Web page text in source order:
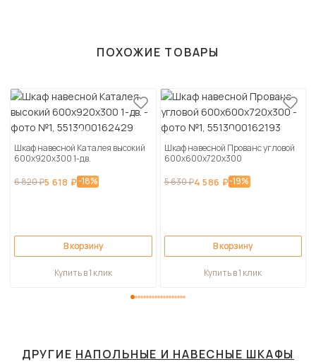
ПОХОЖИЕ ТОВАРЫ
Шкаф навесной Каталея высокий
600х920х300 1-дв.
6 820 ₽5 618 ₽-18%
В корзину
Купить в 1 клик
Шкаф навесной Прованс угловой
600х600х720х300
5 630 ₽4 586 ₽-19%
В корзину
Купить в 1 клик
ДРУГИЕ НАПОЛЬНЫЕ И НАВЕСНЫЕ ШКАФЫ